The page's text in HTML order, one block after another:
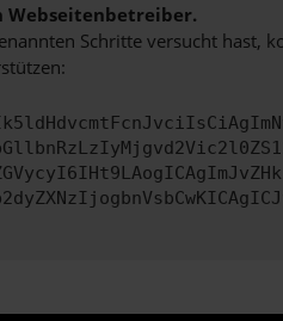
Webseitenbetreiber.
Schritte versucht hast,